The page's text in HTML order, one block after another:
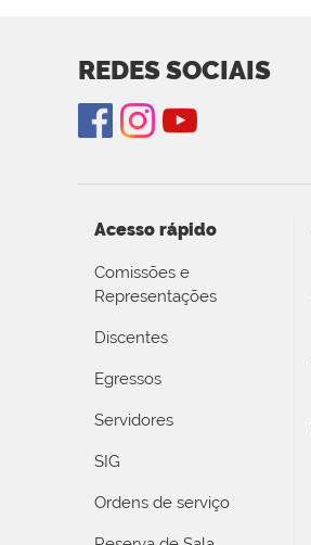
REDES SOCIAIS
Acesso rápido
Comissões e
Representações
Discentes
Egressos
Servidores
SIG
Ordens de serviço